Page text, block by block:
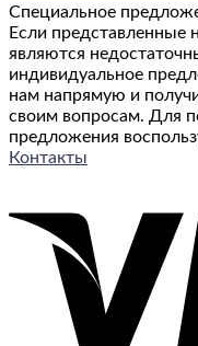
Специальное
Если представленные
являются
индивидуальное
нам напрямую и
своим вопросам. Для
предложения
Контакты